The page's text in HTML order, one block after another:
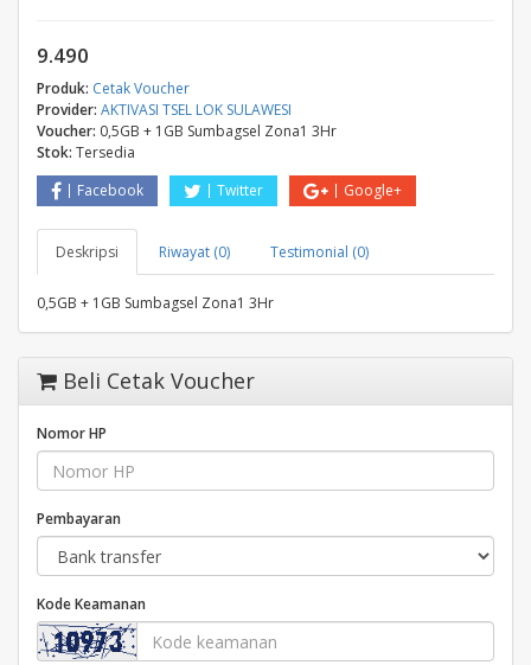
9.490
Produk: Cetak Voucher
Provider: AKTIVASI TSEL LOK SULAWESI
Voucher: 0,5GB + 1GB Sumbagsel Zona1 3Hr
Stok: Tersedia
Facebook
Twitter Google+
Deskripsi Riwayat (0) Testimonial (0)
0,5GB + 1GB Sumbagsel Zona1 3Hr
Beli Cetak Voucher
Nomor HP
Pembayaran
Kode Keamanan